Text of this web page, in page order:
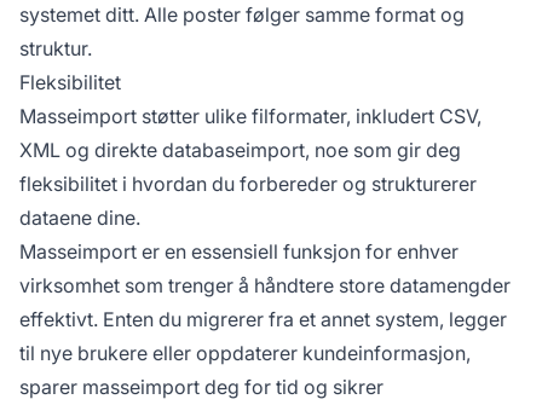
systemet ditt. Alle poster følger samme format og
struktur.
Fleksibilitet
Masseimport støtter ulike filformater, inkludert CSV,
XML og direkte databaseimport, noe som gir deg
fleksibilitet i hvordan du forbereder og strukturerer
dataene dine.
Masseimport er en essensiell funksjon for enhver
virksomhet som trenger å håndtere store datamengder
effektivt. Enten du migrerer fra et annet system, legger
til nye brukere eller oppdaterer kundeinformasjon,
sparer masseimport deg for tid og sikrer